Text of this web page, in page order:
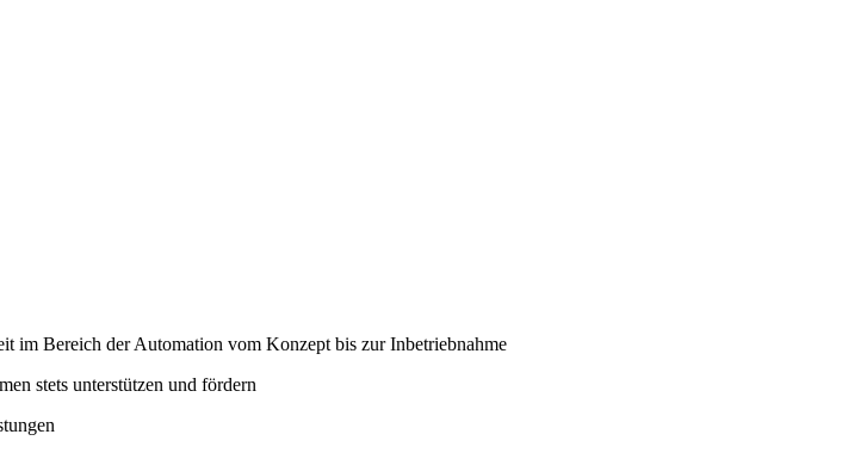
im Bereich der Automation vom Konzept bis zur Inbetriebnahme
stets unterstützen und fördern